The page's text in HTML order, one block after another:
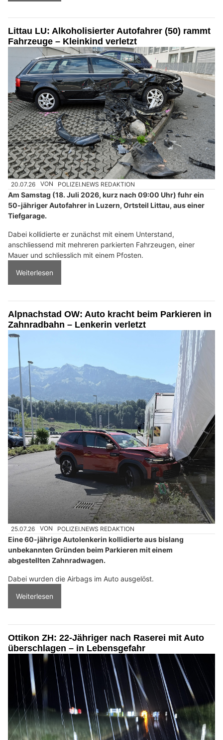
Littau LU: Alkoholisierter Autofahrer (50) rammt
Fahrzeuge – Kleinkind verletzt
20.07.26 VON POLIZEI.NEWS REDAKTION
Am Samstag (18. Juli 2026, kurz nach 09:00 Uhr) fuhr ein
50-jähriger Autofahrer in Luzern, Ortsteil Littau, aus einer
Tiefgarage.
Dabei kollidierte er zunächst mit einem Unterstand,
anschliessend mit mehreren parkierten Fahrzeugen, einer
Mauer und schliesslich mit einem Pfosten.
Weiterlesen
Alpnachstad OW: Auto kracht beim Parkieren in
Zahnradbahn – Lenkerin verletzt
25.07.26 VON POLIZEI.NEWS REDAKTION
Eine 60-jährige Autolenkerin kollidierte aus bislang
unbekannten Gründen beim Parkieren mit einem
abgestellten Zahnradwagen.
Dabei wurden die Airbags im Auto ausgelöst.
Weiterlesen
Ottikon ZH: 22-Jähriger nach Raserei mit Auto
überschlagen – in Lebensgefahr